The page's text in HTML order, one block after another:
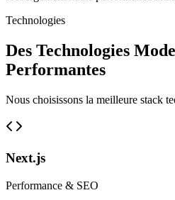
Technologies
Des Technologies
Performantes
Nous choisissons la meilleure stack
Next.js
Performance & SEO